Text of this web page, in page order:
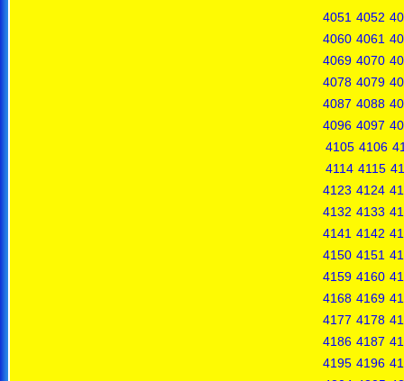
4051 4052
4060 4061
4069 4070
4078 4079
4087 4088
4096 4097
4105 4106
4114 4115
4123 4124
4132 4133
4141 4142
4150 4151
4159 4160
4168 4169
4177 4178
4186 4187
4195 4196